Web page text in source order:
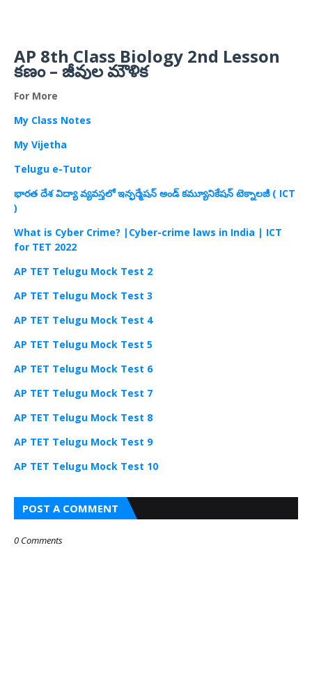
AP 8th Class Biology 2nd Lesson
కణం – జీవుల మౌళిక
For More
My Class Notes
My Vijetha
Telugu e-Tutor
భారత దేశ విద్యా వ్యవస్తలో ఇన్ఫర్మేషన్ అండ్ కమ్యూనికేషన్ టెక్నాలజీ ( ICT
)
What is Cyber Crime? |Cyber-crime laws in India | ICT
for TET 2022
AP TET Telugu Mock Test 2
AP TET Telugu Mock Test 3
AP TET Telugu Mock Test 4
AP TET Telugu Mock Test 5
AP TET Telugu Mock Test 6
AP TET Telugu Mock Test 7
AP TET Telugu Mock Test 8
AP TET Telugu Mock Test 9
AP TET Telugu Mock Test 10
POST A COMMENT
0 Comments